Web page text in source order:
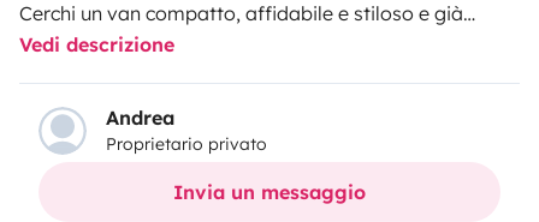
Cerchi un van compatto, affidabile e stiloso e già
pronto a partire?
Il nostro Bürstner CityCar C601 è la scelta ideale per te!
Che tu sia single, una coppia, un gruppo di amici o una
famiglia che vuole viaggiare in totale libertà e comfort!
Vedi descrizione
Andrea
Proprietario privato
Invia un messaggio